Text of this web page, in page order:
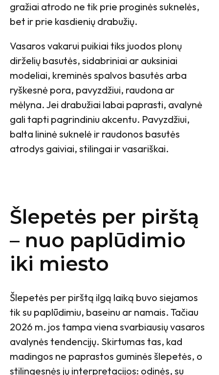
gražiai atrodo ne tik prie proginės suknelės,
bet ir prie kasdienių drabužių.
Vasaros vakarui puikiai tiks juodos plonų
dirželių basutės, sidabriniai ar auksiniai
modeliai, kreminės spalvos basutės arba
ryškesnė pora, pavyzdžiui, raudona ar
mėlyna. Jei drabužiai labai paprasti, avalynė
gali tapti pagrindiniu akcentu. Pavyzdžiui,
balta lininė suknelė ir raudonos basutės
atrodys gaiviai, stilingai ir vasariškai.
Šlepetės per pirštą
– nuo paplūdimio
iki miesto
Šlepetės per pirštą ilgą laiką buvo siejamos
tik su paplūdimiu, baseinu ar namais. Tačiau
2026 m. jos tampa viena svarbiausių vasaros
avalynės tendencijų. Skirtumas tas, kad
madingos ne paprastos guminės šlepetės, o
stilingesnės jų interpretacijos: odinės, su